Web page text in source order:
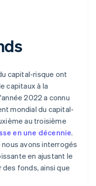
capital-risque ont
capitaux à la
2022 a connu
mondial du capital-
au troisième
en une décennie.
avons interrogés
en ajustant le
fonds, ainsi que